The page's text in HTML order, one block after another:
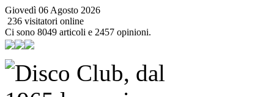
Giovedì 06 Agosto 2026
236 visitatori online
Ci sono 8049 articoli e 2457 opinioni.